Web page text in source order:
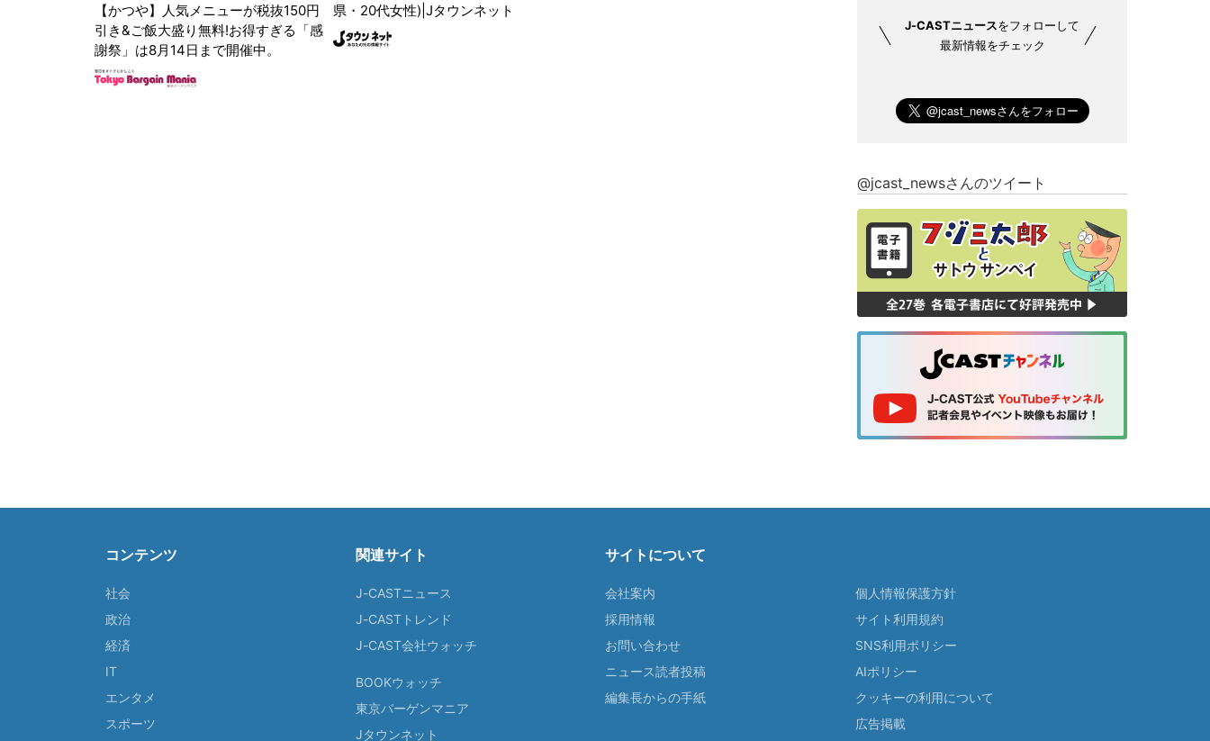
【かつや】人気メニューが税抜150円
引き&ご飯大盛り無料!お得すぎる「感
謝祭」は8月14日まで開催中。
県・20代女性)|Jタウンネット
J-CASTニュースをフォローして
最新情報をチェック
@jcast_newsさんのツイート
コンテンツ
社会
政治
経済
IT
エンタメ
スポーツ
関連サイト
J-CASTニュース
J-CASTトレンド
J-CAST会社ウォッチ
BOOKウォッチ
東京バーゲンマニア
Jタウンネット
サイトについて
会社案内
採用情報
お問い合わせ
ニュース読者投稿
編集長からの手紙
個人情報保護方針
サイト利用規約
SNS利用ポリシー
AIポリシー
クッキーの利用について
広告掲載